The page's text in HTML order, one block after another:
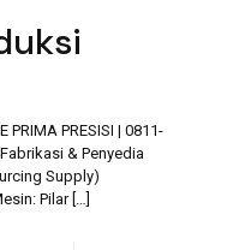
PRIMA PRESISI | 0811-
& Penyedia
Supply)
Pilar[…]